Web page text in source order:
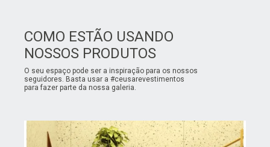
COMO ESTÃO USANDO
NOSSOS PRODUTOS
O seu espaço pode ser a inspiração para os nossos
seguidores. Basta usar a #ceusarevestimentos
para fazer parte da nossa galeria.